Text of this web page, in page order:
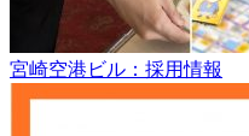
宮崎空港ビル：採用情報